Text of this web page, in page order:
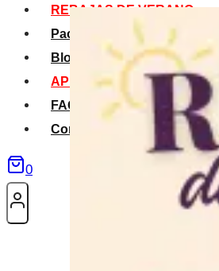
REBAJAS DE VERANO
Packs Verano
Blog
APP La Tribu
FAQS
Contacto
0